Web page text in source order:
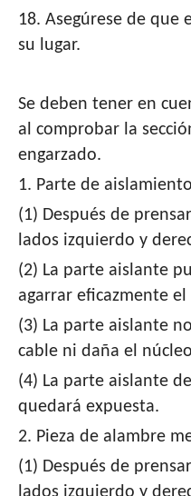
18. Asegúrese de que
su lugar.
Se deben tener en
al comprobar la
engarzado.
1. Parte de aislamiento
(1) Después de
lados izquierdo y
(2) La parte aislante
agarrar eficazmente
(3) La parte aislante
cable ni daña el
(4) La parte aislante
quedará expuesta.
2. Pieza de alambre
(1) Después de
lados izquierdo y